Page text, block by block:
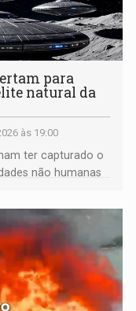
para
natural da
às 19:00
ter capturado o
não humanas